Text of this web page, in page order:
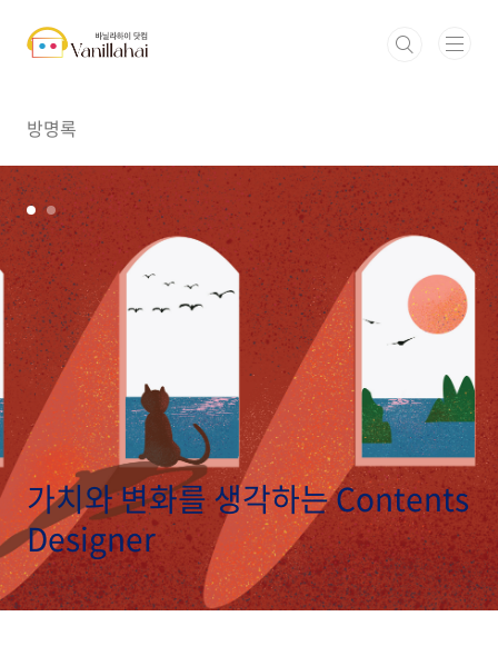
방명록
가치와 변화를 생각하는 Contents
Designer